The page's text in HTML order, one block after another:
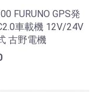
FURUNO GPS発
車載機 12V/24V
古野電機